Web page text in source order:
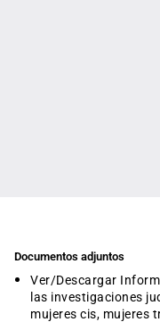
Documentos adjuntos
Ver/Descargar
las investigaciones
mujeres cis, mujeres